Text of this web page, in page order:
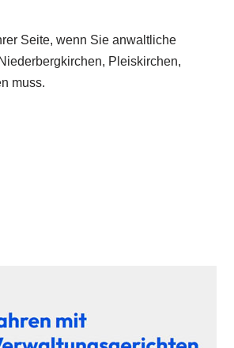
Seite, wenn Sie anwaltliche
Pleiskirchen,
muss.